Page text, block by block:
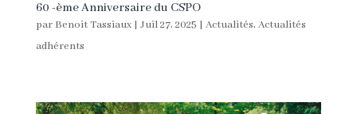
60 -ème Anniversaire du CSPO
par Benoit Tassiaux| Juil 27, 2025 | Actualités, Actualités
adhérents